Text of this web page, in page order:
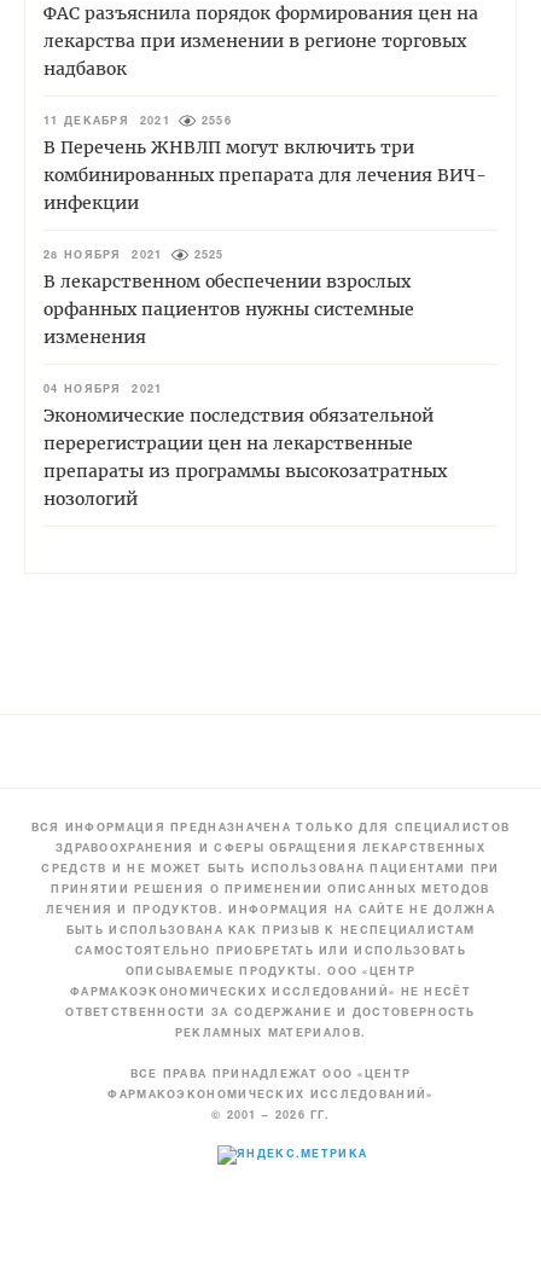
ФАС разъяснила порядок формирования цен на
лекарства при изменении в регионе торговых
надбавок
11 ДЕКАБРЯ 2021 2556
В Перечень ЖНВЛП могут включить три
комбинированных препарата для лечения ВИЧ-
инфекции
28 НОЯБРЯ 2021 2525
В лекарственном обеспечении взрослых
орфанных пациентов нужны системные
изменения
04 НОЯБРЯ 2021
Экономические последствия обязательной
перерегистрации цен на лекарственные
препараты из программы высокозатратных
нозологий
ВСЯ ИНФОРМАЦИЯ ПРЕДНАЗНАЧЕНА ТОЛЬКО ДЛЯ СПЕЦИАЛИСТОВ
ЗДРАВООХРАНЕНИЯ И СФЕРЫ ОБРАЩЕНИЯ ЛЕКАРСТВЕННЫХ
СРЕДСТВ И НЕ МОЖЕТ БЫТЬ ИСПОЛЬЗОВАНА ПАЦИЕНТАМИ ПРИ
ПРИНЯТИИ РЕШЕНИЯ О ПРИМЕНЕНИИ ОПИСАННЫХ МЕТОДОВ
ЛЕЧЕНИЯ И ПРОДУКТОВ. ИНФОРМАЦИЯ НА САЙТЕ НЕ ДОЛЖНА
БЫТЬ ИСПОЛЬЗОВАНА КАК ПРИЗЫВ К НЕСПЕЦИАЛИСТАМ
САМОСТОЯТЕЛЬНО ПРИОБРЕТАТЬ ИЛИ ИСПОЛЬЗОВАТЬ
ОПИСЫВАЕМЫЕ ПРОДУКТЫ. ООО «ЦЕНТР
ФАРМАКОЭКОНОМИЧЕСКИХ ИССЛЕДОВАНИЙ» НЕ НЕСЁТ
ОТВЕТСТВЕННОСТИ ЗА СОДЕРЖАНИЕ И ДОСТОВЕРНОСТЬ
РЕКЛАМНЫХ МАТЕРИАЛОВ.
ВСЕ ПРАВА ПРИНАДЛЕЖАТ ООО «ЦЕНТР
ФАРМАКОЭКОНОМИЧЕСКИХ ИССЛЕДОВАНИЙ»
© 2001 – 2026 ГГ.